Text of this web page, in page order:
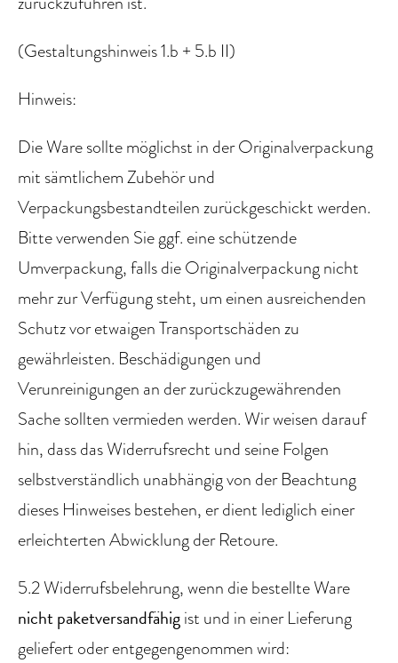
(Gestaltungshinweis 1.b + 5.b II)
Hinweis:
Die Ware sollte möglichst in der Originalverpackung
mit sämtlichem Zubehör und
Verpackungsbestandteilen zurückgeschickt werden.
Bitte verwenden Sie ggf. eine schützende
Umverpackung, falls die Originalverpackung nicht
mehr zur Verfügung steht, um einen ausreichenden
Schutz vor etwaigen Transportschäden zu
gewährleisten. Beschädigungen und
Verunreinigungen an der zurückzugewährenden
Sache sollten vermieden werden. Wir weisen darauf
hin, dass das Widerrufsrecht und seine Folgen
selbstverständlich unabhängig von der Beachtung
dieses Hinweises bestehen, er dient lediglich einer
erleichterten Abwicklung der Retoure.
5.2 Widerrufsbelehrung, wenn die bestellte Ware
nicht paketversandfähigist und in einer Lieferung
geliefert oder entgegengenommen wird: